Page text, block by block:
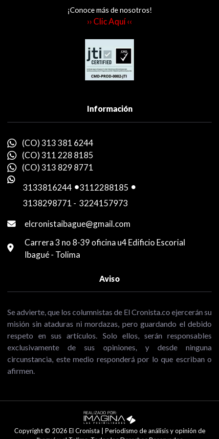
¡Conoce más de nosotros!
›› Clic Aquí ‹‹
Información
(CO) 313 381 6244
(CO) 311 228 8185
(CO) 313 829 8771
3133816244 -3112288185 -
3138298771 - 3224157973
elcronistaibague@gmail.com
Carrera 3 no 8-39 oficina u4 Edificio Escorial
Ibagué - Tolima
Aviso
Se advierte, que los columnistas de El Cronista.co ejercerán su
misión sin ataduras ni mordazas, pero guardando el debido
respeto en sus artículos. Solo ellos, serán responsables
exclusivamente de sus opiniones, y desde ninguna
circunstancia, este medio responderá por lo que escriban o
afirmen.
Copyright © 2026 El Cronista | Periodismo de análisis y opinión de